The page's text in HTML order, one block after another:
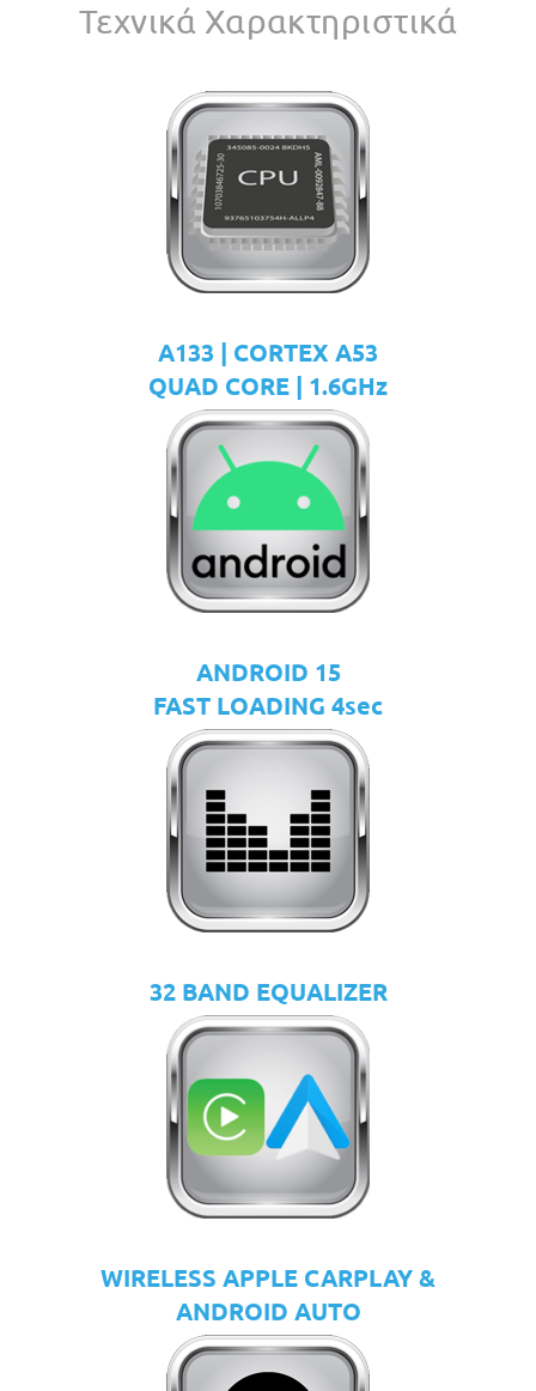
Τεχνικά Χαρακτηριστικά
A133 | CORTEX A53
QUAD CORE | 1.6GHz
ANDROID 15
FAST LOADING 4sec
32 BAND EQUALIZER
WIRELESS APPLE CARPLAY &
ANDROID AUTO